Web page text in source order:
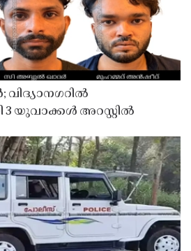
യുവാക്കൾ അറസ്റ്റിൽ